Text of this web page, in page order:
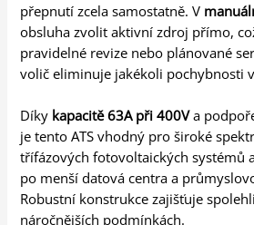
přepnutí zcela samostatně. V
obsluha zvolit aktivní zdroj přímo,
pravidelné revize nebo plánované
volič eliminuje jakékoli pochybnosti
Díky kapacitě 63A při 400Va
je tento ATS vhodný pro široké
třífázových fotovoltaických systémů
po menší datová centra a
Robustní konstrukce zajišťuje
náročnějších podmínkách.